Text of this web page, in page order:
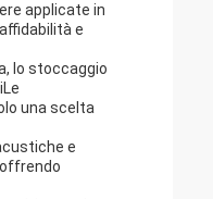
applicate in
e
lo stoccaggio
una scelta
e